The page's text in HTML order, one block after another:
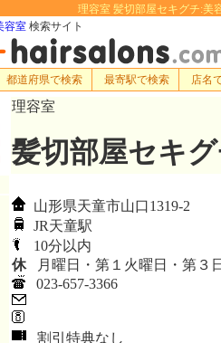
理容室 髪切部屋セキグチ:美
容室 検索サイト
都道府県で検索 最寄駅で検索 店名
理容室
髪切部屋セキ
山形県天童市山口1319-2
JR天童駅
10分以内
休月曜日・第１火曜日・第３
023-657-3366
割引特典なし